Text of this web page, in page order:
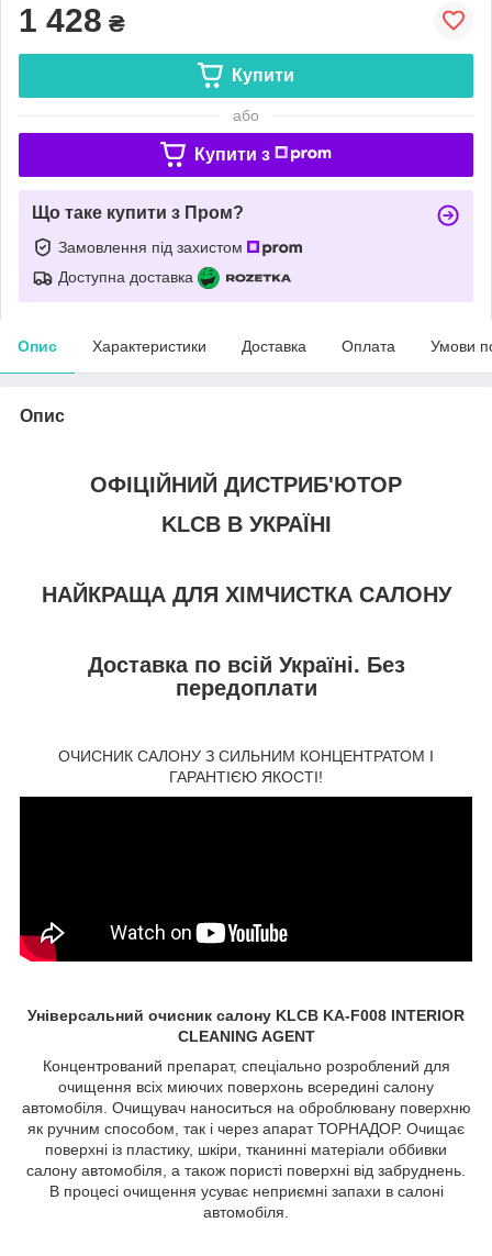
1 428 ₴
Купити
або
Купити з
Що таке купити з Пром?
Замовлення під захистом
Доступна доставка
Опис Характеристики Доставка Оплата Умови
Опис
ОФІЦІЙНИЙ ДИСТРИБ'ЮТОР
KLCB В УКРАЇНІ
НАЙКРАЩА ДЛЯ ХІМЧИСТКА САЛОНУ
Доставка по всій Україні. Без
передоплати
ОЧИСНИК САЛОНУ З СИЛЬНИМ КОНЦЕНТРАТОМ І
ГАРАНТІЄЮ ЯКОСТІ!
Універсальний очисник салону KLCB KA-F008 INTERIOR
CLEANING AGENT
Концентрований препарат, спеціально розроблений для
очищення всіх миючих поверхонь всередині салону
автомобіля. Очищувач наноситься на оброблювану поверхню
як ручним способом, так і через апарат ТОРНАДОР. Очищає
поверхні із пластику, шкіри, тканинні матеріали оббивки
салону автомобіля, а також пористі поверхні від забруднень.
В процесі очищення усуває неприємні запахи в салоні
автомобіля.